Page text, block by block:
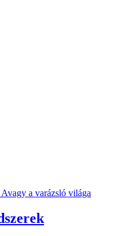
a varázsló világa